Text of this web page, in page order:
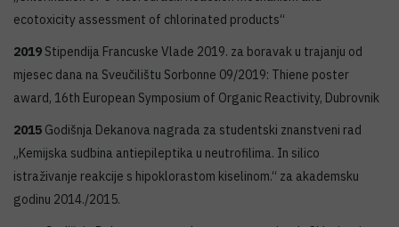
ecotoxicity assessment of chlorinated products“
2019 Stipendija Francuske Vlade 2019. za boravak u trajanju od
mjesec dana na Sveučilištu Sorbonne 09/2019: Thiene poster
award, 16th European Symposium of Organic Reactivity, Dubrovnik
2015 Godišnja Dekanova nagrada za studentski znanstveni rad
„Kemijska sudbina antiepileptika u neutrofilima. In silico
istraživanje reakcije s hipoklorastom kiselinom.“ za akademsku
godinu 2014./2015.